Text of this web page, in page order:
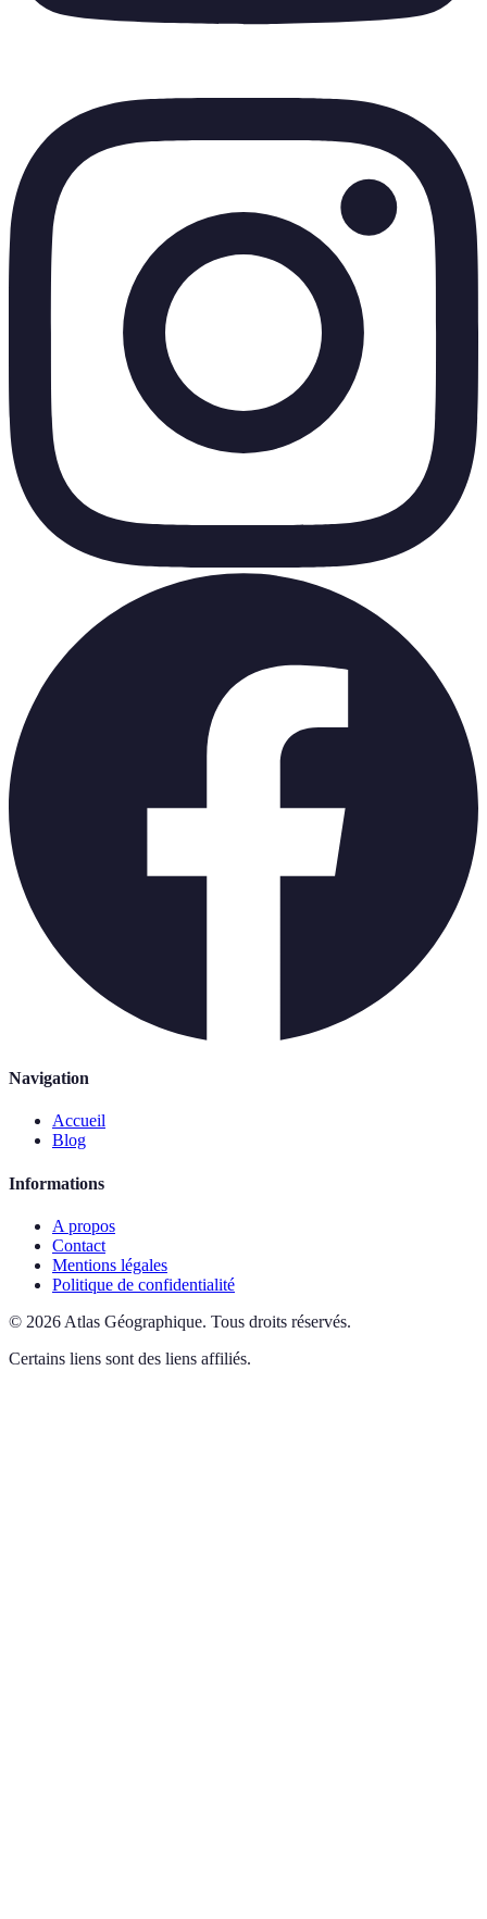
Navigation
Accueil
Blog
Informations
A propos
Contact
Mentions légales
Politique de confidentialité
© 2026 Atlas Géographique. Tous droits réservés.
Certains liens sont des liens affiliés.